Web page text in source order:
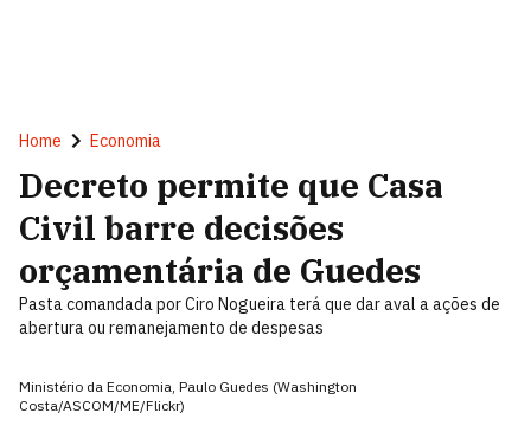
Home Economia
Decreto permite que Casa
Civil barre decisões
orçamentária de Guedes
Pasta comandada por Ciro Nogueira terá que dar aval a ações de
abertura ou remanejamento de despesas
Ministério da Economia, Paulo Guedes (Washington
Costa/ASCOM/ME/Flickr)